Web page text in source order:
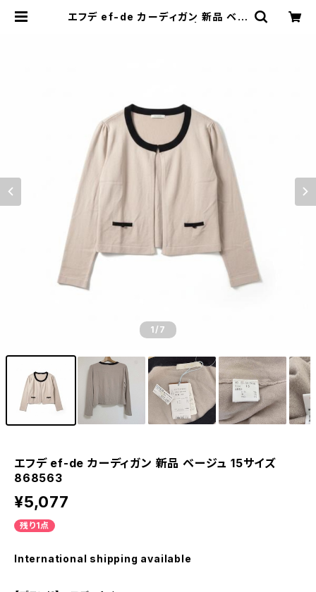
エフデ ef-de カーディガン 新品 ベー
1/7
エフデ ef-de カーディガン 新品 ベージュ 15サイズ
868563
¥5,077
残り1点
International shipping available